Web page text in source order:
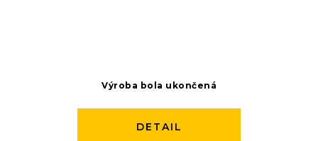
Výroba bola ukončená
DETAIL